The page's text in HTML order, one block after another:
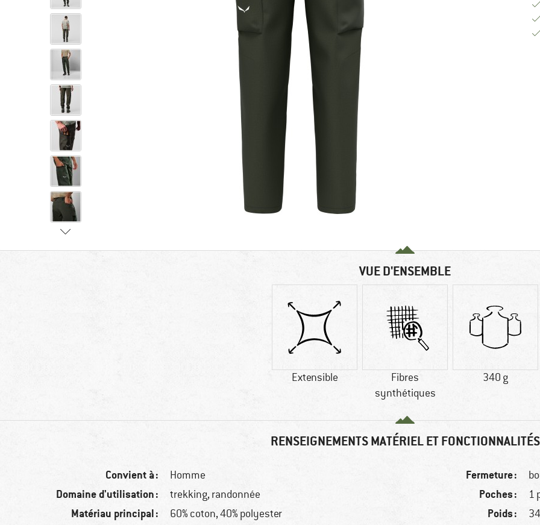
VUE D'ENSEMBLE
Extensible
Fibres
synthétiques
340 g
RENSEIGNEMENTS MATÉRIEL ET FONCTIONNALITÉS
Convient à : Homme
Domaine d'utilisation : trekking, randonnée
Matériau principal : 60% coton, 40% polyester
Fermeture :
Poches :
Poids :